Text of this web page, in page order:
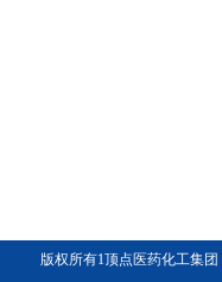
版权所有1顶点医药化工集团